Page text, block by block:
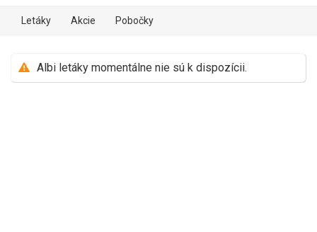
Letáky Akcie Pobočky
Albi letáky momentálne nie sú k dispozícii.